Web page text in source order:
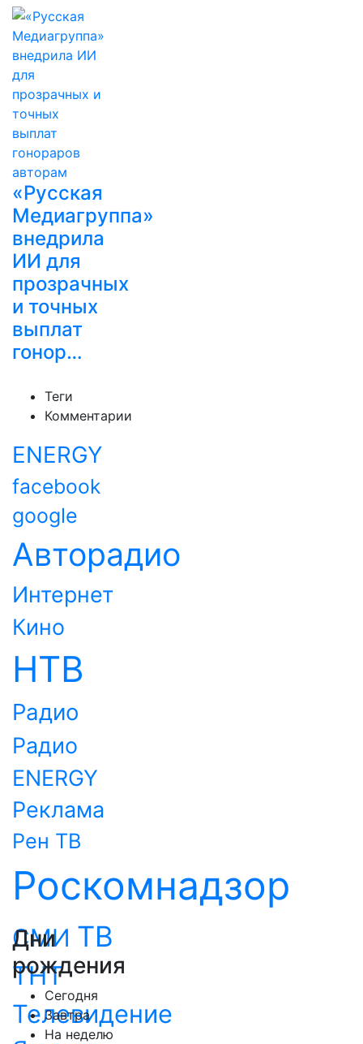
«Русская
Медиагруппа»
внедрила
ИИ для
прозрачных
и точных
выплат
гонор…
Теги
Комментарии
ENERGY
facebook
google
Авторадио
Интернет
Кино
НТВ
Радио
Радио
ENERGY
Реклама
Рен ТВ
Роскомнадзор
СМИ ТВ
ТНТ
Телевидение
Дни
рождения
Сегодня
Завтра
На неделю